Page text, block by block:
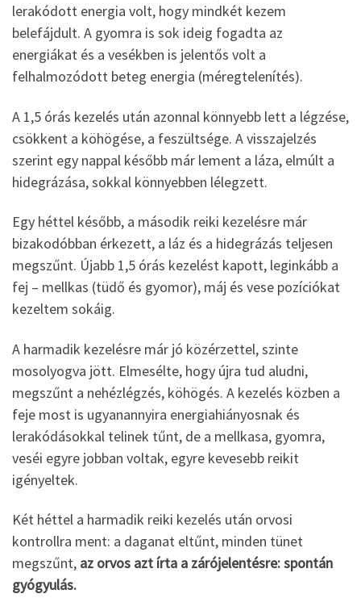
lerakódott energia volt, hogy mindkét kezem
belefájdult. A gyomra is sok ideig fogadta az
energiákat és a vesékben is jelentős volt a
felhalmozódott beteg energia (méregtelenítés).
A 1,5 órás kezelés után azonnal könnyebb lett a légzése,
csökkent a köhögése, a feszültsége. A visszajelzés
szerint egy nappal később már lement a láza, elmúlt a
hidegrázása, sokkal könnyebben lélegzett.
Egy héttel később, a második reiki kezelésre már
bizakodóbban érkezett, a láz és a hidegrázás teljesen
megszűnt. Újabb 1,5 órás kezelést kapott, leginkább a
fej – mellkas (tüdő és gyomor), máj és vese pozíciókat
kezeltem sokáig.
A harmadik kezelésre már jó közérzettel, szinte
mosolyogva jött. Elmesélte, hogy újra tud aludni,
megszűnt a nehézlégzés, köhögés. A kezelés közben a
feje most is ugyanannyira energiahiányosnak és
lerakódásokkal telinek tűnt, de a mellkasa, gyomra,
veséi egyre jobban voltak, egyre kevesebb reikit
igényeltek.
Két héttel a harmadik reiki kezelés után orvosi
kontrollra ment: a daganat eltűnt, minden tünet
megszűnt, az orvos azt írta a zárójelentésre: spontán
gyógyulás.